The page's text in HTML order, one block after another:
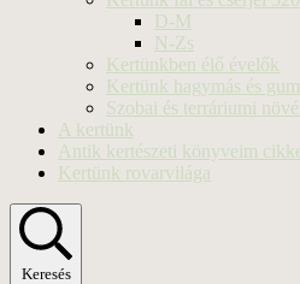
D-M
N-Zs
Kertünkben élő évelők
Kertünk hagymás és
Szobai és terráriumi
A kertünk
Antik kertészeti könyveim
Kertünk rovarvilága
Keresés